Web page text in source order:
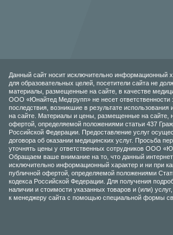
Данный сайт носит исключительно информационный
для образовательных целей, посетители сайта не
материалы, размещенные на сайте, в качестве
ООО «Юнайтед Медгрупп» не несет ответственности
последствия, возникшие в результате
на сайте. Материалы и цены, размещенные на сайте,
офертой, определяемой положениями статьи 437
Российской Федерации. Предоставление услуг
договора об оказании медицинских услуг. Просьба
уточнять цены у ответственных сотрудников ООО
Обращаем ваше внимание на то, что данный
исключительно информационный характер и ни при
публичной офертой, определяемой положениями
кодекса Российской Федерации. Для получения
наличии и стоимости указанных товаров и (или)
к менеджеру сайта с помощью специальной формы